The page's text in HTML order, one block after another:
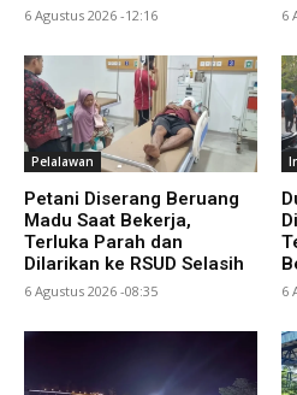
6 Agustus 2026 -12:16 6
Pelalawan
Petani Diserang Beruang
Madu Saat Bekerja,
Terluka Parah dan
Dilarikan ke RSUD Selasih
6 Agustus 2026 -08:35 6